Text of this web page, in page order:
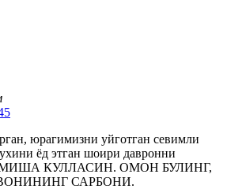
юрагимизни уйготган севимли
ёд этган шоири давронни
КУЛЛАСИН. ОМОН БУЛИНГ,
САРБОНИ.